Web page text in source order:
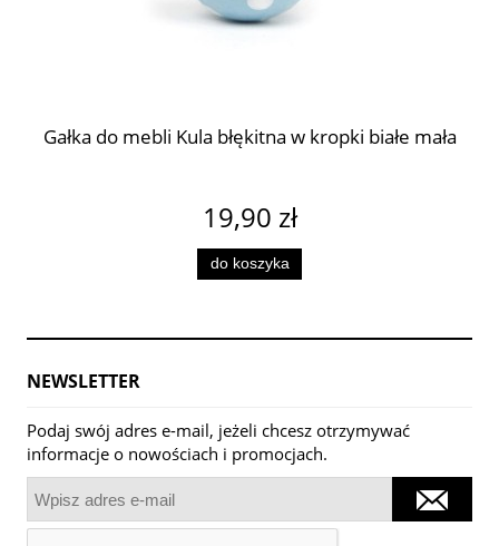
Gałka do mebli Kula błękitna w kropki białe mała
19,90 zł
do koszyka
NEWSLETTER
Podaj swój adres e-mail, jeżeli chcesz otrzymywać
informacje o nowościach i promocjach.